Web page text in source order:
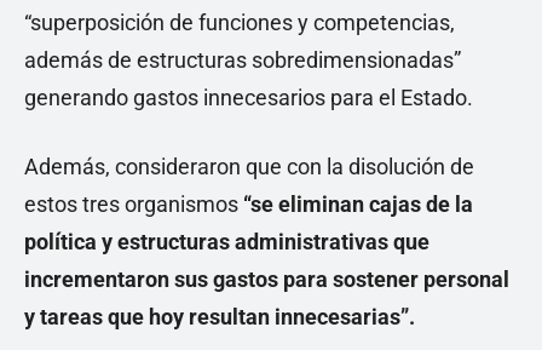
“superposición de funciones y competencias,
además de estructuras sobredimensionadas”
generando gastos innecesarios para el Estado.
Además, consideraron que con la disolución de
estos tres organismos “se eliminan cajas de la
política y estructuras administrativas que
incrementaron sus gastos para sostener personal
y tareas que hoy resultan innecesarias”.